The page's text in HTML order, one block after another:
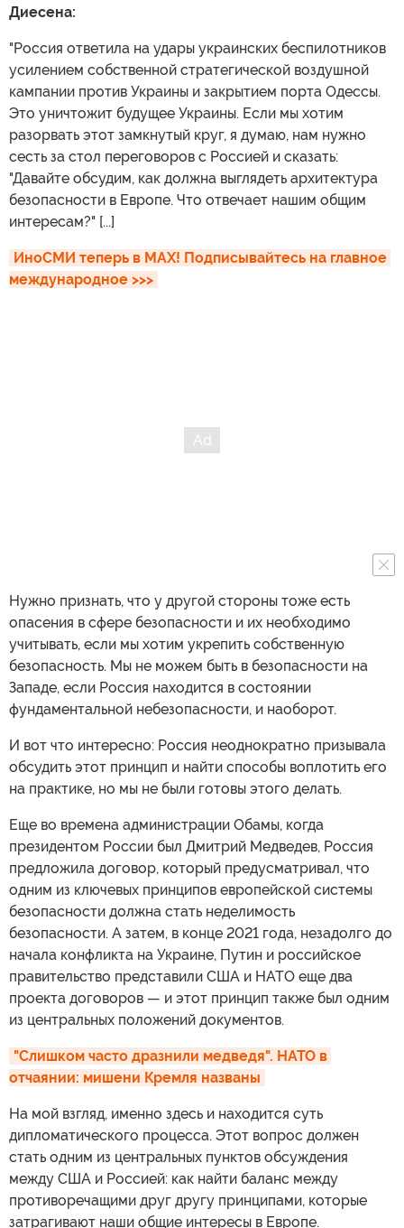
Диесена:
"Россия ответила на удары украинских беспилотников
усилением собственной стратегической воздушной
кампании против Украины и закрытием порта Одессы.
Это уничтожит будущее Украины. Если мы хотим
разорвать этот замкнутый круг, я думаю, нам нужно
сесть за стол переговоров с Россией и сказать:
"Давайте обсудим, как должна выглядеть архитектура
безопасности в Европе. Что отвечает нашим общим
интересам?" [...]
ИноСМИ теперь в MAX! Подписывайтесь на главное
международное >>>
Нужно признать, что у другой стороны тоже есть
опасения в сфере безопасности и их необходимо
учитывать, если мы хотим укрепить собственную
безопасность. Мы не можем быть в безопасности на
Западе, если Россия находится в состоянии
фундаментальной небезопасности, и наоборот.
И вот что интересно: Россия неоднократно призывала
обсудить этот принцип и найти способы воплотить его
на практике, но мы не были готовы этого делать.
Еще во времена администрации Обамы, когда
президентом России был Дмитрий Медведев, Россия
предложила договор, который предусматривал, что
одним из ключевых принципов европейской системы
безопасности должна стать неделимость
безопасности. А затем, в конце 2021 года, незадолго до
начала конфликта на Украине, Путин и российское
правительство представили США и НАТО еще два
проекта договоров — и этот принцип также был одним
из центральных положений документов.
"Слишком часто дразнили медведя". НАТО в
отчаянии: мишени Кремля названы
На мой взгляд, именно здесь и находится суть
дипломатического процесса. Этот вопрос должен
стать одним из центральных пунктов обсуждения
между США и Россией: как найти баланс между
противоречащими друг другу принципами, которые
затрагивают наши общие интересы в Европе.